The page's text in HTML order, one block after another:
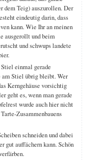
dem Teig) auszurollen. Der
eindeutig darin, dass
kann. Wie Ihr an meinen
ausgerollt und beim
und schwups landete
einmal gerade
am Stiel übrig bleibt. Wer
Kerngehäuse vorsichtig
geht es, wenn man gerade
wurde auch hier nicht
Zusammenbauens
schneiden und dabei
gut auffächern kann. Schön